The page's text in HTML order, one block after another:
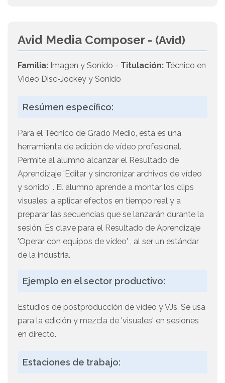
Avid Media Composer - (Avid)
Familia: Imagen y Sonido - Titulación: Técnico en
Video Disc-Jockey y Sonido
Resúmen específico:
Para el Técnico de Grado Medio, esta es una
herramienta de edición de vídeo profesional.
Permite al alumno alcanzar el Resultado de
Aprendizaje 'Editar y sincronizar archivos de vídeo
y sonido' . El alumno aprende a montar los clips
visuales, a aplicar efectos en tiempo real y a
preparar las secuencias que se lanzarán durante la
sesión. Es clave para el Resultado de Aprendizaje
'Operar con equipos de vídeo' , al ser un estándar
de la industria.
Ejemplo en el sector productivo:
Estudios de postproducción de vídeo y VJs. Se usa
para la edición y mezcla de 'visuales' en sesiones
en directo.
Estaciones de trabajo: